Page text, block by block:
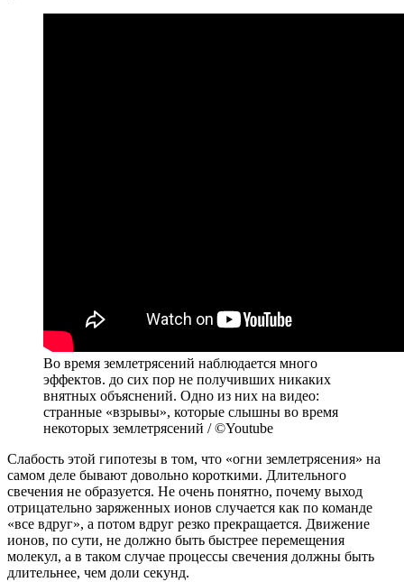
Во время землетрясений наблюдается много
эффектов. до сих пор не получивших никаких
внятных объяснений. Одно из них на видео:
странные «взрывы», которые слышны во время
некоторых землетрясений / ©Youtube
Слабость этой гипотезы в том, что «огни землетрясения» на
самом деле бывают довольно короткими. Длительного
свечения не образуется. Не очень понятно, почему выход
отрицательно заряженных ионов случается как по команде
«все вдруг», а потом вдруг резко прекращается. Движение
ионов, по сути, не должно быть быстрее перемещения
молекул, а в таком случае процессы свечения должны быть
длительнее, чем доли секунд.